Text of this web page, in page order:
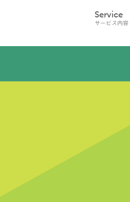
Service
サービス内容